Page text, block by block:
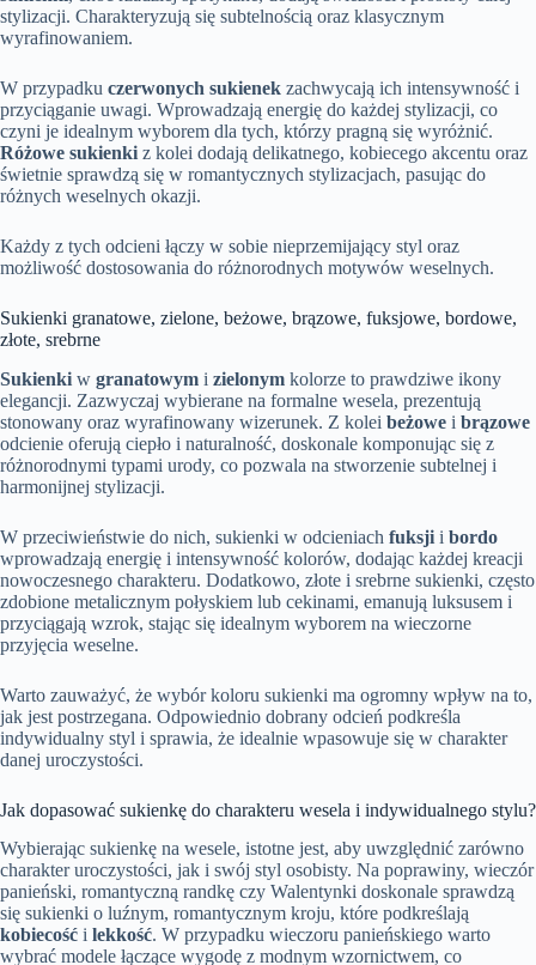
stylizacji. Charakteryzują się subtelnością oraz klasycznym
wyrafinowaniem.
W przypadku czerwonych sukienek zachwycają ich intensywność i
przyciąganie uwagi. Wprowadzają energię do każdej stylizacji, co
czyni je idealnym wyborem dla tych, którzy pragną się wyróżnić.
Różowe sukienki z kolei dodają delikatnego, kobiecego akcentu oraz
świetnie sprawdzą się w romantycznych stylizacjach, pasując do
różnych weselnych okazji.
Każdy z tych odcieni łączy w sobie nieprzemijający styl oraz
możliwość dostosowania do różnorodnych motywów weselnych.
Sukienki granatowe, zielone, beżowe, brązowe, fuksjowe, bordowe,
złote, srebrne
Sukienki w granatowym i zielonym kolorze to prawdziwe ikony
elegancji. Zazwyczaj wybierane na formalne wesela, prezentują
stonowany oraz wyrafinowany wizerunek. Z kolei beżowe i brązowe
odcienie oferują ciepło i naturalność, doskonale komponując się z
różnorodnymi typami urody, co pozwala na stworzenie subtelnej i
harmonijnej stylizacji.
W przeciwieństwie do nich, sukienki w odcieniach fuksji i bordo
wprowadzają energię i intensywność kolorów, dodając każdej kreacji
nowoczesnego charakteru. Dodatkowo, złote i srebrne sukienki, często
zdobione metalicznym połyskiem lub cekinami, emanują luksusem i
przyciągają wzrok, stając się idealnym wyborem na wieczorne
przyjęcia weselne.
Warto zauważyć, że wybór koloru sukienki ma ogromny wpływ na to,
jak jest postrzegana. Odpowiednio dobrany odcień podkreśla
indywidualny styl i sprawia, że idealnie wpasowuje się w charakter
danej uroczystości.
Jak dopasować sukienkę do charakteru wesela i indywidualnego stylu?
Wybierając sukienkę na wesele, istotne jest, aby uwzględnić zarówno
charakter uroczystości, jak i swój styl osobisty. Na poprawiny, wieczór
panieński, romantyczną randkę czy Walentynki doskonale sprawdzą
się sukienki o luźnym, romantycznym kroju, które podkreślają
kobiecość i lekkość. W przypadku wieczoru panieńskiego warto
wybrać modele łączące wygodę z modnym wzornictwem, co